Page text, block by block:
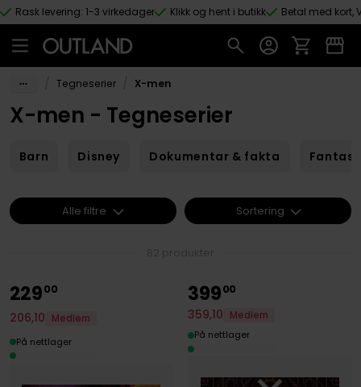
Hopp til hovedinnhold
Rask levering: 1-3 virkedager Klikk og hent i butikk Betal med kort,
Tegneserier X-men
X-men - Tegneserier
Barn Disney Dokumentar & fakta Fantasy
22900
206,10
Medlem
På nettlager
39900
359,10
Medlem
På nettlager
Alle filtre Sortering